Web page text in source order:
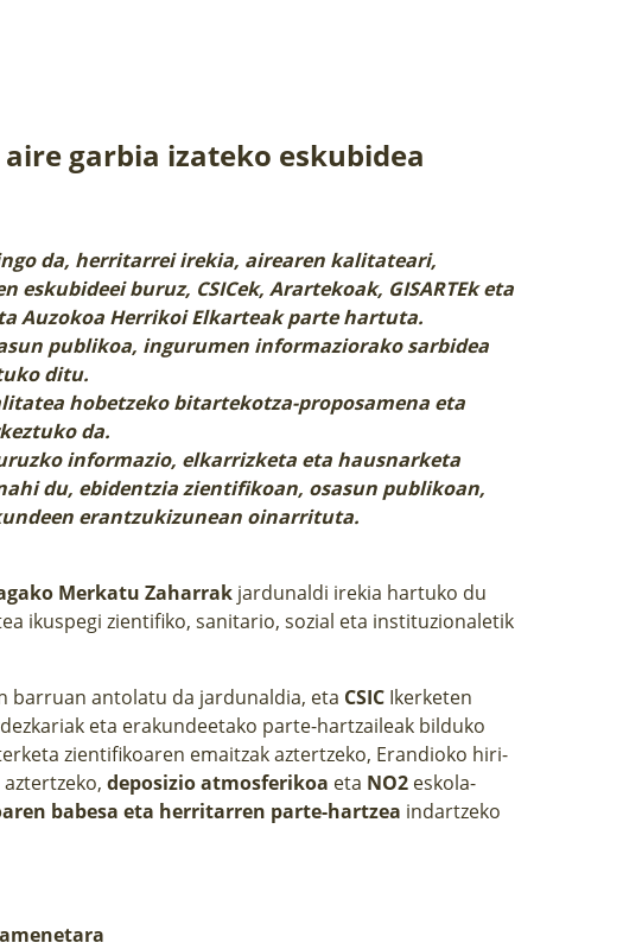
garbia izateko eskubidea
da, herritarrei irekia, airearen kalitateari,
buruz, CSICek, Arartekoak, GISARTEk eta
Auzokoa Herrikoi Elkarteak parte hartuta.
publikoa, ingurumen informaziorako sarbidea
ditu.
hobetzeko bitartekotza-proposamena eta
da.
informazio, elkarrizketa eta hausnarketa
du, ebidentzia zientifikoan, osasun publikoan,
erantzukizunean oinarrituta.
Merkatu Zaharrak jardunaldi irekia hartuko du
ikuspegi zientifiko, sanitario, sozial eta instituzionaletik
barruan antolatu da jardunaldia, eta CSIC Ikerketen
eta erakundeetako parte-hartzaileak bilduko
zientifikoaren emaitzak aztertzeko, Erandioko hiri-
aztertzeko,deposizio atmosferikoa eta NO2 eskola-
babesa eta herritarren parte-hartzea indartzeko